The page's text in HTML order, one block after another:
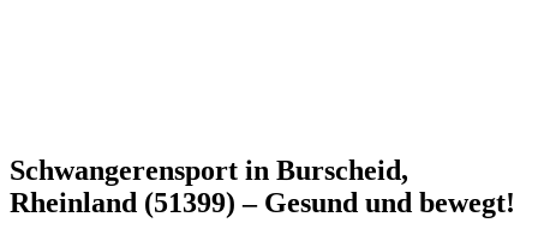
Schwangerensport in Burscheid,
Rheinland (51399) – Gesund und bewegt!